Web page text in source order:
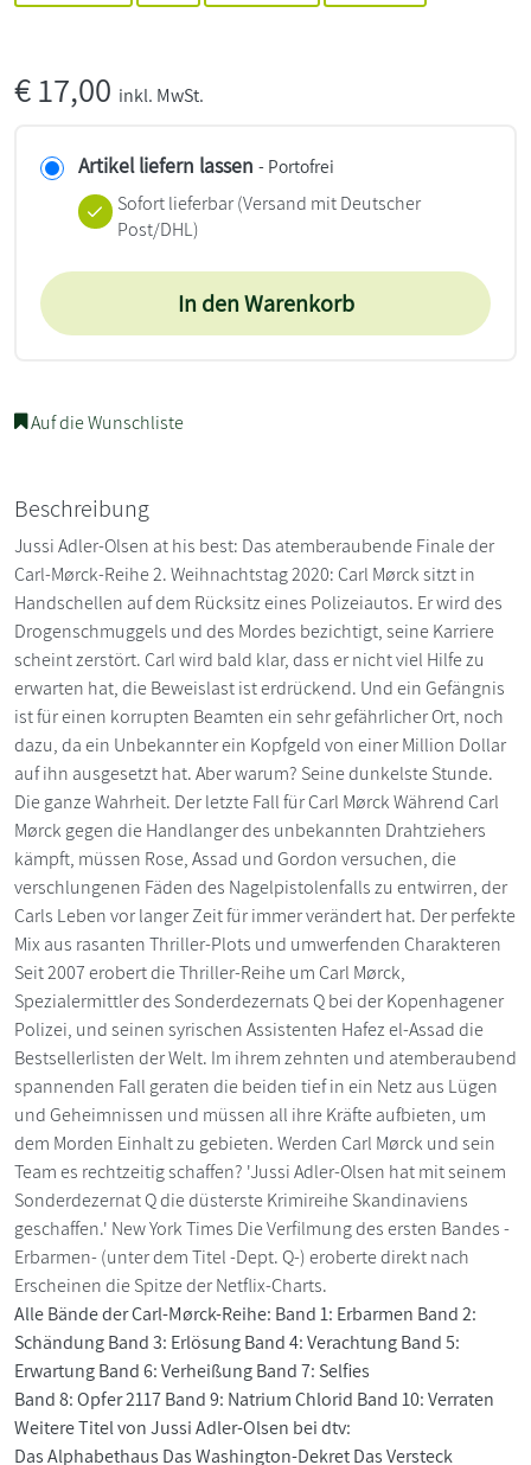
€17,00 inkl. MwSt.
Artikel liefern lassen - Portofrei
Sofort lieferbar(Versand mit Deutscher
Post/DHL)
In den Warenkorb
Auf die Wunschliste
Beschreibung
Jussi Adler-Olsen at his best: Das atemberaubende Finale der
Carl-Mørck-Reihe 2. Weihnachtstag 2020: Carl Mørck sitzt in
Handschellen auf dem Rücksitz eines Polizeiautos. Er wird des
Drogenschmuggels und des Mordes bezichtigt, seine Karriere
scheint zerstört. Carl wird bald klar, dass er nicht viel Hilfe zu
erwarten hat, die Beweislast ist erdrückend. Und ein Gefängnis
ist für einen korrupten Beamten ein sehr gefährlicher Ort, noch
dazu, da ein Unbekannter ein Kopfgeld von einer Million Dollar
auf ihn ausgesetzt hat. Aber warum? Seine dunkelste Stunde.
Die ganze Wahrheit. Der letzte Fall für Carl Mørck Während Carl
Mørck gegen die Handlanger des unbekannten Drahtziehers
kämpft, müssen Rose, Assad und Gordon versuchen, die
verschlungenen Fäden des Nagelpistolenfalls zu entwirren, der
Carls Leben vor langer Zeit für immer verändert hat. Der perfekte
Mix aus rasanten Thriller-Plots und umwerfenden Charakteren
Seit 2007 erobert die Thriller-Reihe um Carl Mørck,
Spezialermittler des Sonderdezernats Q bei der Kopenhagener
Polizei, und seinen syrischen Assistenten Hafez el-Assad die
Bestsellerlisten der Welt. Im ihrem zehnten und atemberaubend
spannenden Fall geraten die beiden tief in ein Netz aus Lügen
und Geheimnissen und müssen all ihre Kräfte aufbieten, um
dem Morden Einhalt zu gebieten. Werden Carl Mørck und sein
Team es rechtzeitig schaffen? 'Jussi Adler-Olsen hat mit seinem
Sonderdezernat Q die düsterste Krimireihe Skandinaviens
geschaffen.' New York Times Die Verfilmung des ersten Bandes -
Erbarmen- (unter dem Titel -Dept. Q-) eroberte direkt nach
Erscheinen die Spitze der Netflix-Charts.
Alle Bände der Carl-Mørck-Reihe: Band 1: Erbarmen Band 2:
Schändung Band 3: Erlösung Band 4: Verachtung Band 5:
Erwartung Band 6: Verheißung Band 7: Selfies
Band 8: Opfer 2117 Band 9: Natrium Chlorid Band 10: Verraten
Weitere Titel von Jussi Adler-Olsen bei dtv:
Das Alphabethaus Das Washington-Dekret Das Versteck